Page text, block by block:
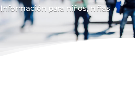
Información para niños, niñas